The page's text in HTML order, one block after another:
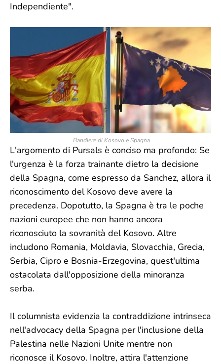
Independiente".
Bandiere di Kosovo e Spagna
L'argomento di Pursals è conciso ma profondo: Se
l'urgenza è la forza trainante dietro la decisione
della Spagna, come espresso da Sanchez, allora il
riconoscimento del Kosovo deve avere la
precedenza. Dopotutto, la Spagna è tra le poche
nazioni europee che non hanno ancora
riconosciuto la sovranità del Kosovo. Altre
includono Romania, Moldavia, Slovacchia, Grecia,
Serbia, Cipro e Bosnia-Erzegovina, quest'ultima
ostacolata dall'opposizione della minoranza
serba.
Il columnista evidenzia la contraddizione intrinseca
nell'advocacy della Spagna per l'inclusione della
Palestina nelle Nazioni Unite mentre non
riconosce il Kosovo. Inoltre, attira l'attenzione